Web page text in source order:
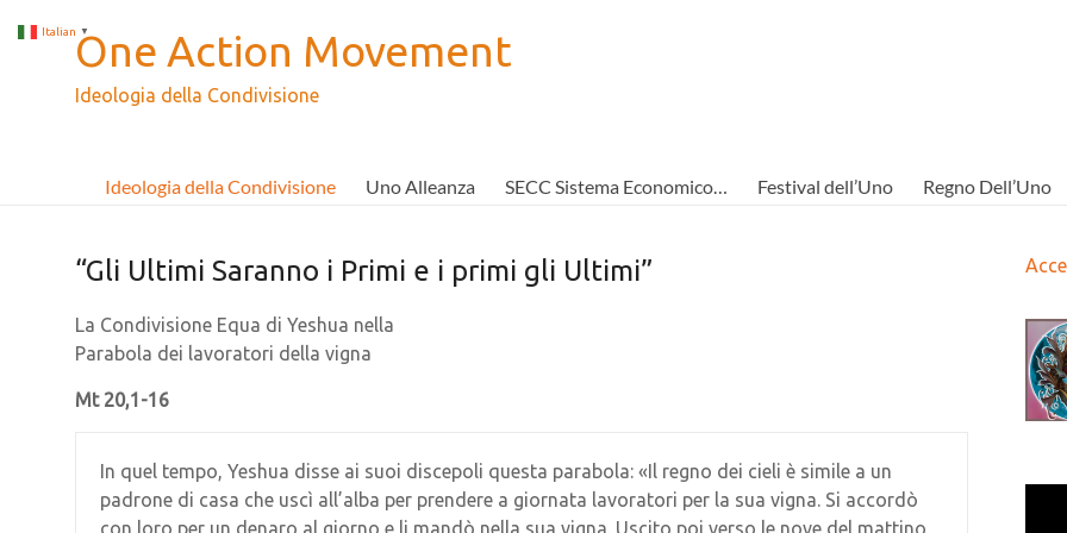
contenutoOne Action Movement
Ideologia della Condivisione
Ideologia della Condivisione Uno Alleanza SECC Sistema Economico… Festival dell’Uno Regno Dell’Uno
“Gli Ultimi Saranno i Primi e i primi gli Ultimi”
La Condivisione Equa di Yeshua nella
Parabola dei lavoratori della vigna
Mt 20,1-16
In quel tempo, Yeshua disse ai suoi discepoli questa parabola: «Il regno dei cieli è simile a un
padrone di casa che uscì all’alba per prendere a giornata lavoratori per la sua vigna. Si accordò
con loro per un denaro al giorno e li mandò nella sua vigna. Uscito poi verso le nove del mattino,
Italian ▼